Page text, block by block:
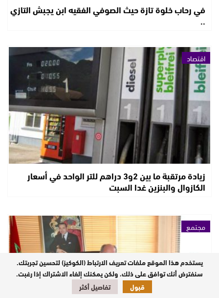
في رحاب خلوة تازة حيث الصوفي الفقيه ابن يجبش التازي
..
اقتصاد
زيادة مرتقبة ما بين 2و3 دراهم للتر الواحد في أسعار
الكازوال والبنزين غدا السبت
مجتمع
يستخدم هذا الموقع ملفات تعريف الارتباط (الكوكيز) لتحسين تجربتك.
سنفترض أنك توافق على ذلك، ولكن يمكنك إلغاء الاشتراك إذا رغبت.
قبول
تفاصيل أكثر